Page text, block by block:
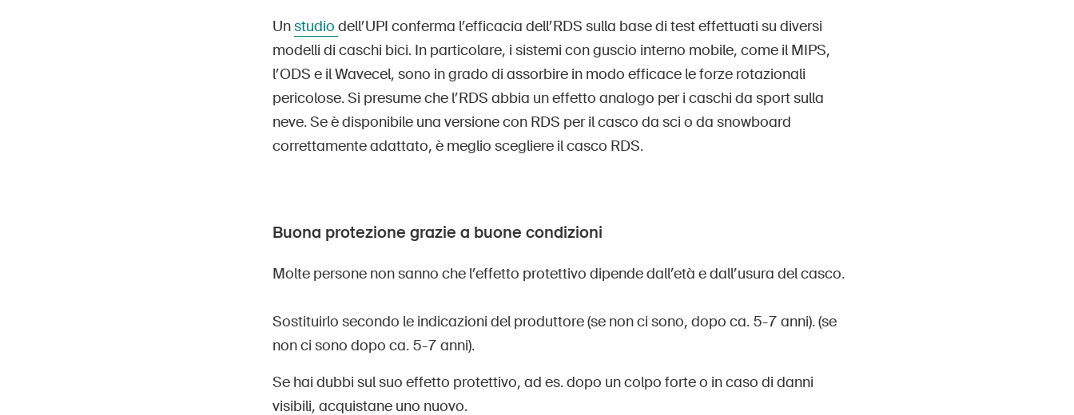
Unstudio dell’UPI conferma l’efficacia dell’RDS sulla base di test effettuati su diversi
modelli di caschi bici. In particolare, i sistemi con guscio interno mobile, come il MIPS,
l’ODS e il Wavecel, sono in grado di assorbire in modo efficace le forze rotazionali
pericolose. Si presume che l’RDS abbia un effetto analogo per i caschi da sport sulla
neve. Se è disponibile una versione con RDS per il casco da sci o da snowboard
correttamente adattato, è meglio scegliere il casco RDS.
Buona protezione grazie a buone condizioni
Molte persone non sanno che l’effetto protettivo dipende dall’età e dall’usura del casco.
Sostituirlo secondo le indicazioni del produttore (se non ci sono, dopo ca. 5-7 anni). (se
non ci sono dopo ca. 5-7 anni).
Se hai dubbi sul suo effetto protettivo, ad es. dopo un colpo forte o in caso di danni
visibili, acquistane uno nuovo.